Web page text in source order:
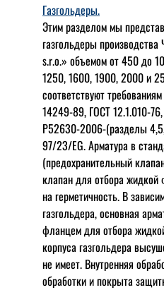
Газгольдеры.
Этим разделом мы
газгольдеры
s.r.o.» объемом от 450 до
1250, 1600, 1900, 2000 и
соответствуют
14249-89, ГОСТ 12.1.010-
Р52630-2006-(разделы
97/23/EG. Арматура в
(предохранительный
клапан для отбора жидкой
на герметичность. В
газгольдера, основная
фланцем для отбора
корпуса газгольдера
не имеет. Внутренняя
обработки и покрыта